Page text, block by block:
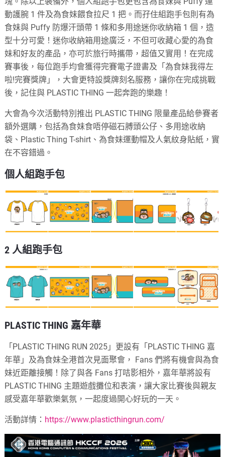
動護腕 1 件及為食妹餵食拉尺 1 把。而孖住組跑手包則有為
食妹與 Puffy 防爆汗頭帶 1 條和多用途迷你收納箱 1 個，造
型十分可愛！迷你收納箱用途廣泛，不但可收藏心愛的為食
妹和好友的產品，亦可於旅行時攜帶，超值又實用！在完成
賽事後，每位跑手均會獲得完賽電子證書及「為食妹我得左
啦!完賽獎牌」，大會更特設獎牌刻名服務，讓你在完成挑戰
後，記住與 PLASTIC THING 一起奔跑的樂趣！
大會為今次活動特別推出 PLASTIC THING 限量產品給參賽者
額外選購，包括為食妹食唔停磁石膊頭公仔、多用途收納
袋、Plastic Thing T-shirt、為食妹運動帽及人氣紋身貼紙，實
在不容錯過。
個人組跑手包
2 人組跑手包
PLASTIC THING 嘉年華
「PLASTIC THING RUN 2025」更設有「PLASTIC THING 嘉
年華」及為食妹全港首次見面聚會， Fans 們將有機會與為食
妹近距離接觸！除了與各 Fans 打咭影相外，嘉年華將設有
PLASTIC THING 主題遊戲攤位和表演，讓大家比賽後與親友
感受嘉年華歡樂氣氛，一起度過開心好玩的一天。
活動詳情： https://www.plasticthingrun.com/